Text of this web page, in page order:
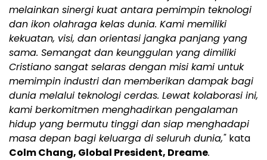
melainkan sinergi kuat antara pemimpin teknologi
dan ikon olahraga kelas dunia. Kami memiliki
kekuatan, visi, dan orientasi jangka panjang yang
sama. Semangat dan keunggulan yang dimiliki
Cristiano sangat selaras dengan misi kami untuk
memimpin industri dan memberikan dampak bagi
dunia melalui teknologi cerdas. Lewat kolaborasi ini,
kami berkomitmen menghadirkan pengalaman
hidup yang bermutu tinggi dan siap menghadapi
masa depan bagi keluarga di seluruh dunia," kata
Colm Chang, Global President, Dreame.